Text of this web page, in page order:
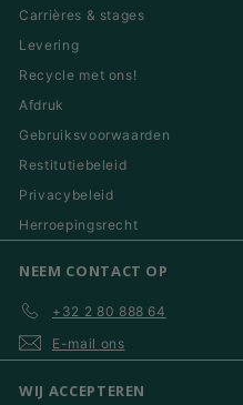
Carrières & stages
Levering
Recycle met ons!
Afdruk
Gebruiksvoorwaarden
Restitutiebeleid
Privacybeleid
Herroepingsrecht
NEEM CONTACT OP
+32 2 80 888 64
E-mail ons
WIJ ACCEPTEREN